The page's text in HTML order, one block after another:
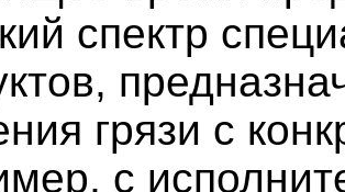
спектр
грязи с
с